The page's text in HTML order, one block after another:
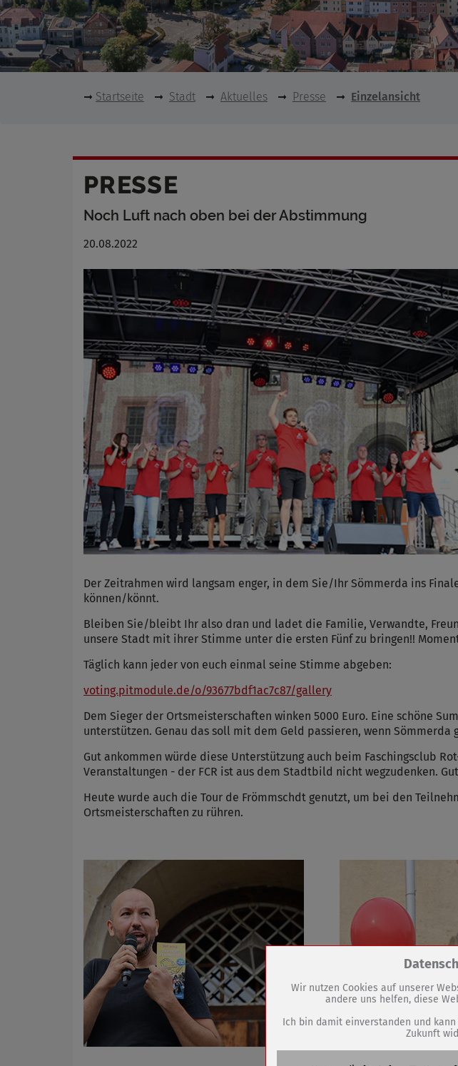
Startseite Stadt Aktuelles Presse Einzelansicht
PRESSE
Noch Luft nach oben bei der Abstimmung
20.08.2022
Der Zeitrahmen wird langsam enger, in dem Sie/Ihr Sömmerda ins
können/könnt.
Bleiben Sie/bleibt Ihr also dran und ladet die Familie, Verwandte,
unsere Stadt mit ihrer Stimme unter die ersten Fünf zu bringen!!
Täglich kann jeder von euch einmal seine Stimme abgeben:
voting.pitmodule.de/o/93677bdf1ac7c87/gallery
Dem Sieger der Ortsmeisterschaften winken 5000 Euro. Eine schöne
unterstützen. Genau das soll mit dem Geld passieren, wenn Sömmerda
Gut ankommen würde diese Unterstützung auch beim Faschingsclub
Veranstaltungen - der FCR ist aus dem Stadtbild nicht wegzudenken.
Heute wurde auch die Tour de Frömmschdt genutzt, um bei den
Ortsmeisterschaften zu rühren.
Zum Betrieb der Seite
PHP Session Cookie
Anbieter
Eigentümer dieser
Absicherung
Cookie Name
PHPSESSID, fe_typo_user
Wir nutzen Cookies auf unserer
andere uns helfen, diese
Ich bin damit einverstanden und
Zukunft